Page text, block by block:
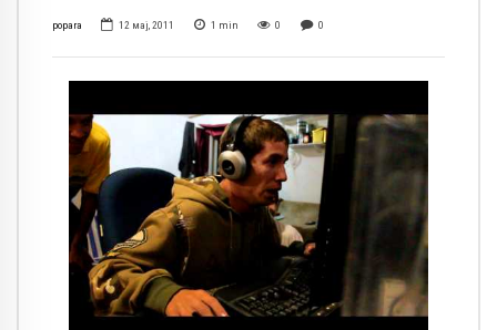
popara 12 мај, 2011 1 min 0 0